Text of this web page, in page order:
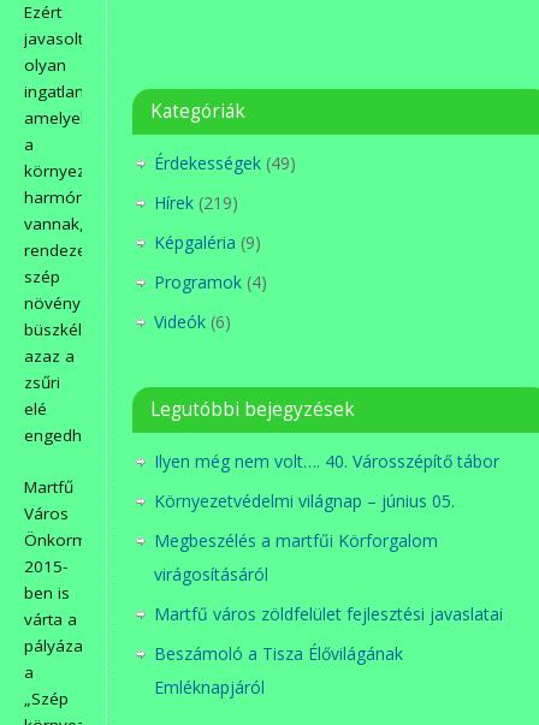
Ezért
javasoltunk
olyan
ingatlanokat,
amelyek
a
környezetükkel
harmóniában
vannak,
rendezettek,
szép
növényanyaggal
büszkélkedhetnek;
azaz a
zsűri
elé
engedhetőek.
Martfű
Város
Önkormányzata
2015-
ben is
várta a
pályázatokat
a
„Szép
Kategóriák
Érdekességek (49)
Hírek (219)
Képgaléria (9)
Programok (4)
Videók (6)
Legutóbbi bejegyzések
Ilyen még nem volt…. 40. Városszépítő tábor
Környezetvédelmi világnap – június 05.
Megbeszélés a martfűi Körforgalom
virágosításáról
Martfű város zöldfelület fejlesztési javaslatai
Beszámoló a Tisza Élővilágának
Emléknapjáról